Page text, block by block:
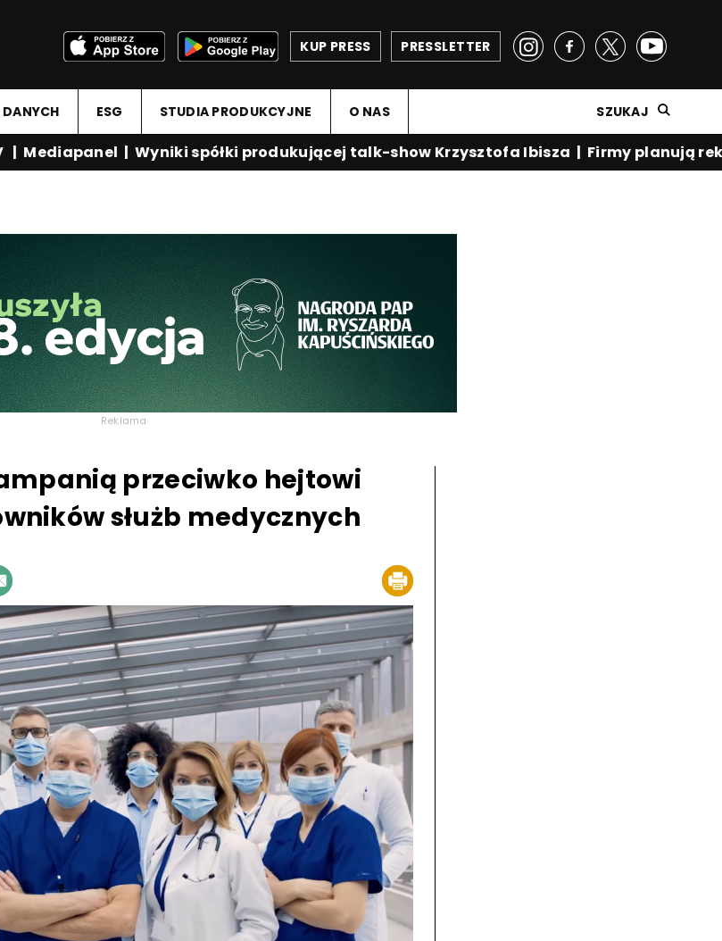
PRESSLETTER
KUP PRESS
ESG STUDIA PRODUKCYJNE O NAS SZUKAJ
|Wyniki spółki produkującej talk-show Krzysztofa Ibisza |Firmy planują
Reklama
przeciwko hejtowi
służb medycznych